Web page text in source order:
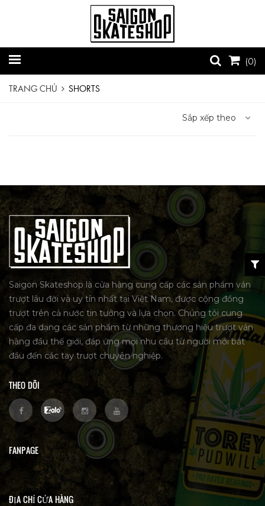
(0)
TRANG CHỦ SHORTS
Sắp xếp theo
Saigon Skateshop là cửa hàng cung cấp các sản phẩm ván
trượt lâu đời và uy tín nhất tại Việt Nam, được cộng đồng
trượt trên cả nước tin tưởng và lựa chọn. Chúng tôi cung
cấp đa dạng các sản phẩm từ những thương hiệu trượt ván
hàng đầu thế giới, đáp ứng mọi nhu cầu từ người mới bắt
đầu đến các tay trượt chuyên nghiệp.
THEO DÕI
FANPAGE
ĐỊA CHỈ CỬA HÀNG